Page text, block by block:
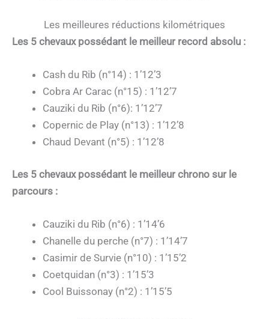
Les meilleures réductions kilométriques
Les 5 chevaux possédant le meilleur record absolu :
Cash du Rib (n°14) : 1’12’3
Cobra Ar Carac (n°15) : 1’12’7
Cauziki du Rib (n°6): 1’12’7
Copernic de Play (n°13) : 1’12’8
Chaud Devant (n°5) : 1’12’8
Les 5 chevaux possédant le meilleur chrono sur le
parcours :
Cauziki du Rib (n°6) : 1’14’6
Chanelle du perche (n°7) : 1’14’7
Casimir de Survie (n°10) : 1’15’2
Coetquidan (n°3) : 1’15’3
Cool Buissonay (n°2) : 1’15’5